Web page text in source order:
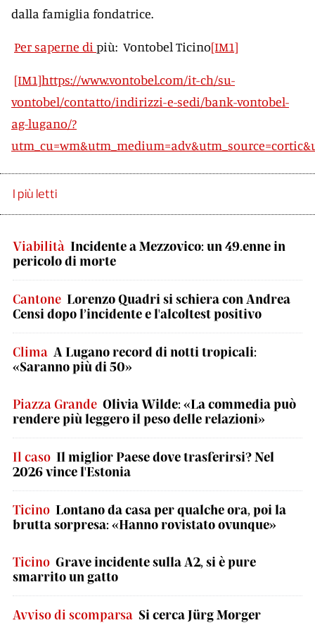
dalla famiglia fondatrice.
Per saperne di più: Vontobel Ticino[IM1]
[IM1]https://www.vontobel.com/it-ch/su-
vontobel/contatto/indirizzi-e-sedi/bank-vontobel-
ag-lugano/?
I più letti
Viabilità Incidente a Mezzovico: un 49.enne in
pericolo di morte
Cantone Lorenzo Quadri si schiera con Andrea
Censi dopo l’incidente e l'alcoltest positivo
Clima A Lugano record di notti tropicali:
«Saranno più di 50»
Piazza Grande Olivia Wilde: «La commedia può
rendere più leggero il peso delle relazioni»
Il caso Il miglior Paese dove trasferirsi? Nel
2026 vince l'Estonia
Ticino Lontano da casa per qualche ora, poi la
brutta sorpresa: «Hanno rovistato ovunque»
Ticino Grave incidente sulla A2, si è pure
smarrito un gatto
Avviso di scomparsa Si cerca Jürg Morger